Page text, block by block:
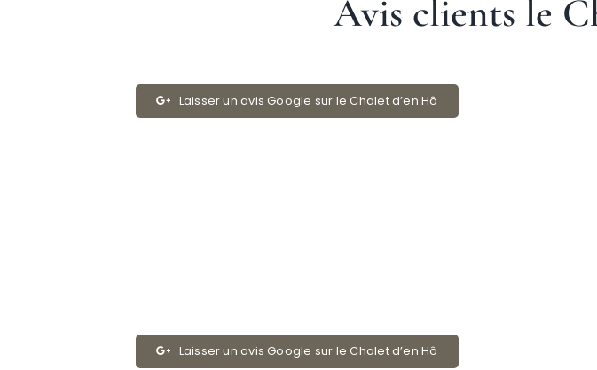
Avis clients le
Laisser un avis Google sur le Chalet d’en Hô
Laisser un avis Google sur le Chalet d’en Hô